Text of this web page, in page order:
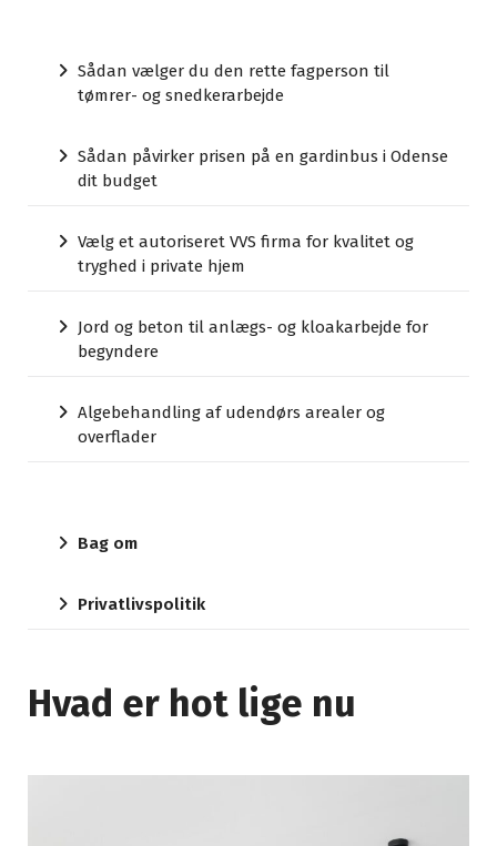
Sådan vælger du den rette fagperson til
tømrer- og snedkerarbejde
Sådan påvirker prisen på en gardinbus i Odense
dit budget
Vælg et autoriseret VVS firma for kvalitet og
tryghed i private hjem
Jord og beton til anlægs- og kloakarbejde for
begyndere
Algebehandling af udendørs arealer og
overflader
Bag om
Privatlivspolitik
Hvad er hot lige nu